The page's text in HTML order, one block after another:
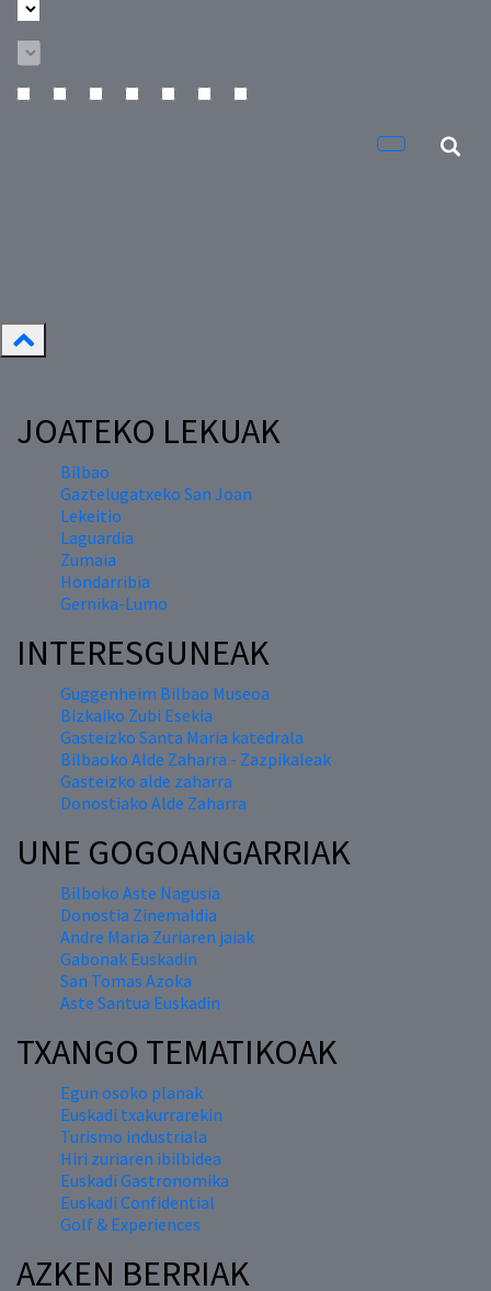
JOATEKO LEKUAK
Bilbao
Gaztelugatxeko San Joan
Lekeitio
Laguardia
Zumaia
Hondarribia
Gernika-Lumo
INTERESGUNEAK
Guggenheim Bilbao Museoa
Bizkaiko Zubi Esekia
Gasteizko Santa Maria katedrala
Bilbaoko Alde Zaharra - Zazpikaleak
Gasteizko alde zaharra
Donostiako Alde Zaharra
UNE GOGOANGARRIAK
Bilboko Aste Nagusia
Donostia Zinemaldia
Andre Maria Zuriaren jaiak
Gabonak Euskadin
San Tomas Azoka
Aste Santua Euskadin
TXANGO TEMATIKOAK
Egun osoko planak
Euskadi txakurrarekin
Turismo industriala
Hiri zuriaren ibilbidea
Euskadi Gastronomika
Euskadi Confidential
Golf & Experiences
AZKEN BERRIAK